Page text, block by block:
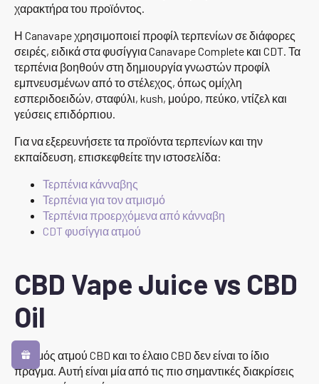
χαρακτήρα του προϊόντος.
Η Canavape χρησιμοποιεί προφίλ τερπενίων σε διάφορες
σειρές, ειδικά στα φυσίγγια Canavape Complete και CDT. Τα
τερπένια βοηθούν στη δημιουργία γνωστών προφίλ
εμπνευσμένων από το στέλεχος, όπως ομίχλη
εσπεριδοειδών, σταφύλι, kush, μούρο, πεύκο, ντίζελ και
γεύσεις επιδόρπιου.
Για να εξερευνήσετε τα προϊόντα τερπενίων και την
εκπαίδευση, επισκεφθείτε την ιστοσελίδα:
Τερπένια κάνναβης
Τερπένια για τον ατμισμό
Τερπένια προερχόμενα από κάνναβη
CDT φυσίγγια ατμού
CBD Vape Juice vs CBD
Oil
Ο χυμός ατμού CBD και το έλαιο CBD δεν είναι το ίδιο
πράγμα. Αυτή είναι μία από τις πιο σημαντικές διακρίσεις